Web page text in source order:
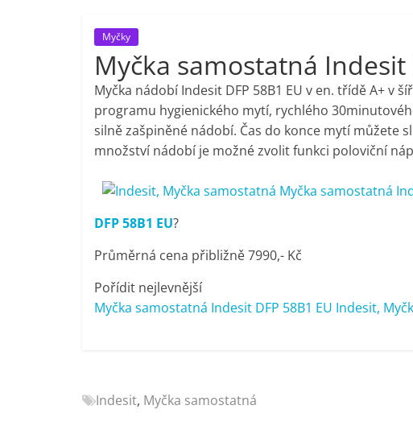
porovnání,
pračky,
televize,
notebooky,
mobilní
telefony,
kávovary,
elektronika
Myčky
Myčka samostatná Indesit
Myčka nádobí Indesit DFP 58B1 EU v en. třídě A+ v
programu hygienického mytí, rychlého
silně zašpiněné nádobí. Čas do konce mytí můžete
množství nádobí je možné zvolit funkci poloviční
DFP 58B1 EU?
Průměrná cena přibližně 7990,- Kč
Pořídit nejlevnější
Myčka samostatná Indesit DFP 58B1 EU Indesit,
Indesit, Myčka samostatná